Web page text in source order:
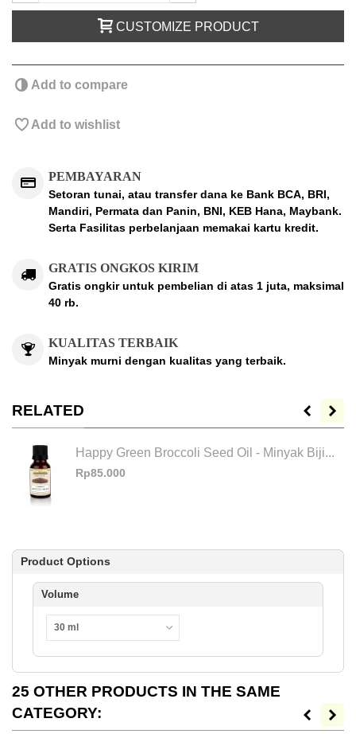
CUSTOMIZE PRODUCT
Add to compare
Add to wishlist
PEMBAYARAN
Setoran tunai, atau transfer dana ke Bank BCA, BRI,
Mandiri, Permata dan Panin, BNI, KEB Hana, Maybank.
Serta Fasilitas perbelanjaan memakai kartu kredit.
GRATIS ONGKOS KIRIM
Gratis ongkir untuk pembelian di atas 1 juta, maksimal
40 rb.
KUALITAS TERBAIK
Minyak murni dengan kualitas yang terbaik.
RELATED
Happy Green Broccoli Seed Oil - Minyak Biji...
Rp85.000
Product Options
Volume
30 ml
25 OTHER PRODUCTS IN THE SAME
CATEGORY: